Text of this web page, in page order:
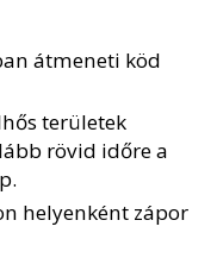
átmeneti köd
területek
rövid időre a
helyenként zápor